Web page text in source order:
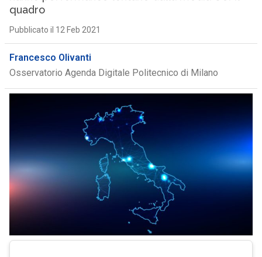
quadro
Pubblicato il 12 Feb 2021
Francesco Olivanti
Osservatorio Agenda Digitale Politecnico di Milano